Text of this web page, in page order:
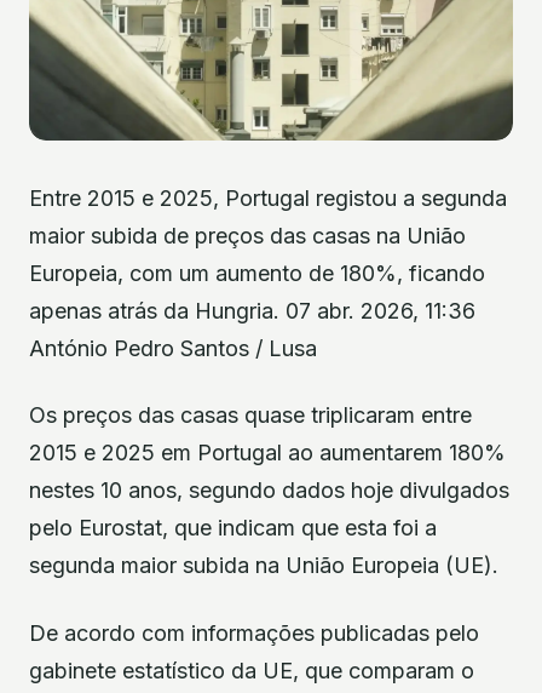
Entre 2015 e 2025, Portugal registou a segunda
maior subida de preços das casas na União
Europeia, com um aumento de 180%, ficando
apenas atrás da Hungria. 07 abr. 2026, 11:36
António Pedro Santos / Lusa
Os preços das casas quase triplicaram entre
2015 e 2025 em Portugal ao aumentarem 180%
nestes 10 anos, segundo dados hoje divulgados
pelo Eurostat, que indicam que esta foi a
segunda maior subida na União Europeia (UE).
De acordo com informações publicadas pelo
gabinete estatístico da UE, que comparam o